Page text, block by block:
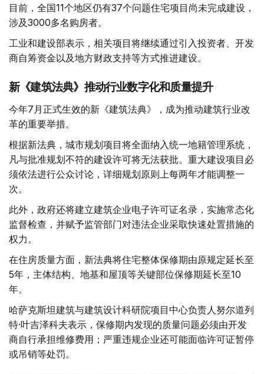
目前，全国11个地区仍有37个问题住宅项目尚未完成建设，
涉及3000多名购房者。
工业和建设部表示，相关项目将继续通过引入投资者、开发
商自筹资金以及地方财政支持等方式推进建设。
新《建筑法典》推动行业数字化和质量提升
今年7月正式生效的新《建筑法典》，成为推动建筑行业改
革的重要举措。
根据新法典，城市规划项目将全面纳入统一地籍管理系统，
凡与批准规划不符的建设许可将无法获批。重大建设项目必
须依法进行公众讨论，详细规划原则上每两年才能调整一
次。
此外，政府还将建立建筑企业电子许可证名录，实施常态化
监督检查，并赋予监管部门对违法企业采取快速处置措施的
权力。
在住房质量方面，新法典将住宅整体保修期由原规定延长至
5年，主体结构、地基和屋顶等关键部位保修期延长至10
年。
哈萨克斯坦建筑与建筑设计科研院项目中心负责人努尔道列
特·叶吉泽科夫表示，保修期内发现的质量问题必须由开发
商自行承担维修费用；严重违规企业还可能面临许可证暂停
或吊销等处罚。